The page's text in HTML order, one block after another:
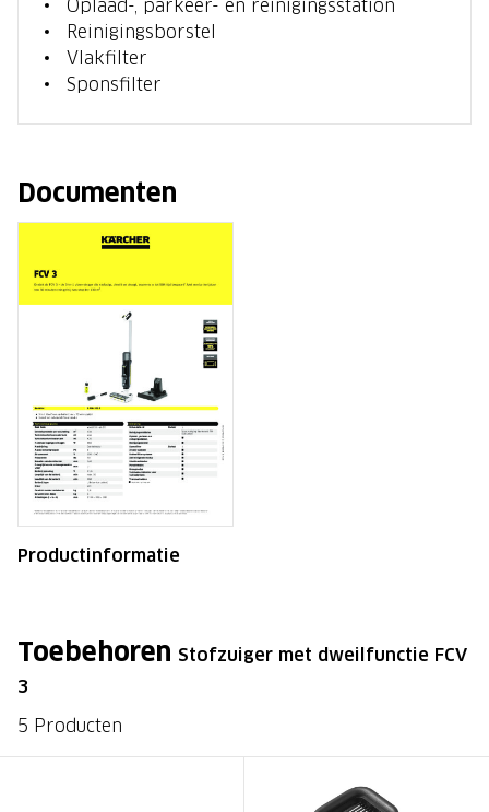
Oplaad-, parkeer- en reinigingsstation
Reinigingsborstel
Vlakfilter
Sponsfilter
Documenten
Productinformatie
Toebehoren Stofzuiger met dweilfunctie FCV
3
5 Producten